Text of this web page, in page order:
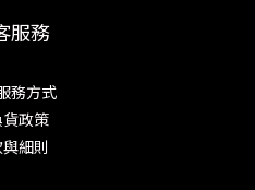
服務
務方式
政策
細則